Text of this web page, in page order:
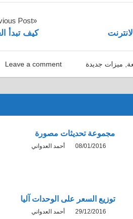
Post
كيف تبدأ
, ميزات جديدة Leave a comment
مجموعة تحديثات مصورة
08/01/2016 أحمد العدواني
توزيع السعر على الوحدات آليا
29/12/2016 أحمد العدواني